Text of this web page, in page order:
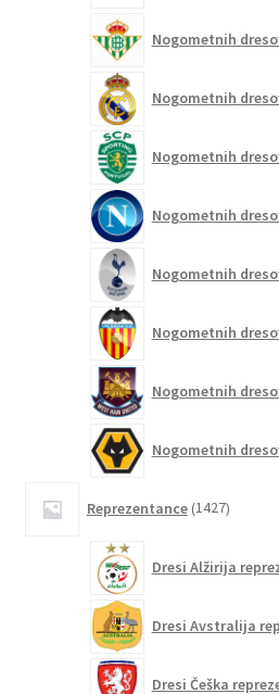
Nogometnih
Nogometnih
Nogometnih
Nogometnih
Nogometnih
Nogometnih
Nogometnih
Nogometnih
Reprezentance 1427izdelkov
Dresi Alžirija
Dresi Avstralija
Dresi Češka